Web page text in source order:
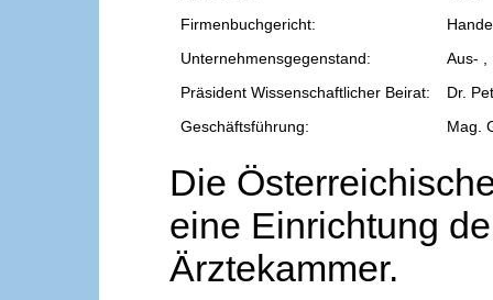
Firmenbuchgericht:
Unternehmensgegenstand:
Aus- ,
Präsident Wissenschaftlicher Beirat:
Dr.
Geschäftsführung:
Mag.
Die
eine Einrichtung
Ärztekammer.